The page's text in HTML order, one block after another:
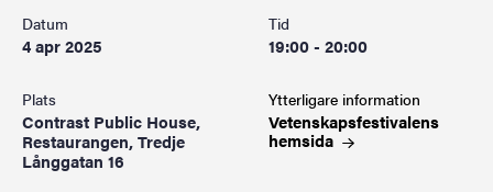
Datum
4 apr 2025
Tid
19:00 - 20:00
Plats
Contrast Public House,
Restaurangen, Tredje
Långgatan 16
Ytterligare information
Vetenskapsfestivalens
hemsida